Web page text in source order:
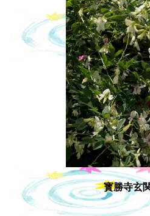
寳勝寺玄